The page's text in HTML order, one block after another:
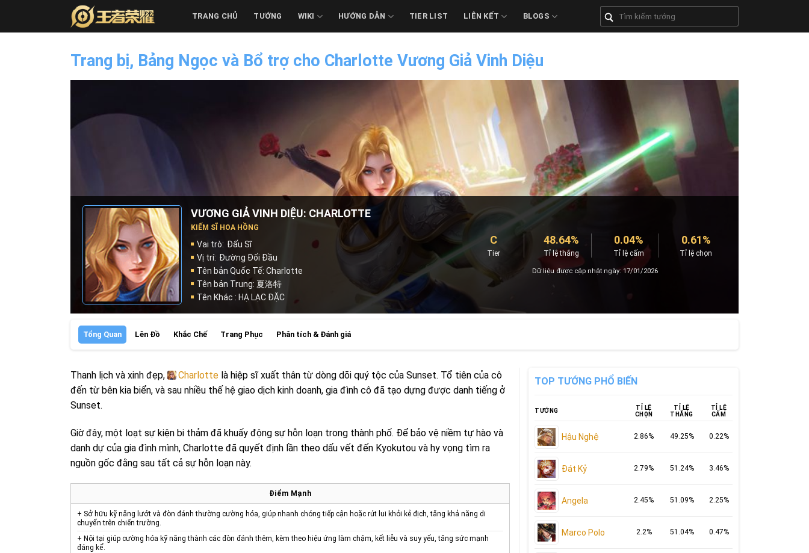
TRANG CHỦ TƯỚNG WIKI HƯỚNG DẪN TIER LIST LIÊN KẾT BLOGS
Trang bị, Bảng Ngọc và Bổ trợ cho Charlotte Vương Giả Vinh Diệu
VƯƠNG GIẢ VINH DIỆU: CHARLOTTE
KIẾM SĨ HOA HỒNG
Vai trò: Đấu Sĩ
Vị trí: Đường Đối Đầu
Tên bản Quốc Tế: Charlotte
Tên bản Trung: 夏洛特
Tên Khác : HẠ LẠC ĐẶC
C
Tier
48.64%
Tỉ lệ thắng
0.04%
Tỉ lệ cấm
0.61%
Tỉ lệ chọn
Dữ liệu được cập nhật ngày: 17/01/2026
Tổng Quan Lên Đồ Khắc Chế Trang Phục Phân tích & Đánh giá
Thanh lịch và xinh đẹp, Charlotte là hiệp sĩ xuất thân từ dòng dõi quý tộc của Sunset. Tổ tiên của cô
đến từ bên kia biển, và sau nhiều thế hệ giao dịch kinh doanh, gia đình cô đã tạo dựng được danh tiếng ở
Sunset.
Giờ đây, một loạt sự kiện bi thảm đã khuấy động sự hỗn loạn trong thành phố. Để bảo vệ niềm tự hào và
danh dự của gia đình mình, Charlotte đã quyết định lần theo dấu vết đến Kyokutou và hy vọng tìm ra
nguồn gốc đằng sau tất cả sự hỗn loạn này.
Điểm Mạnh
+ Sở hữu kỹ năng lướt và đòn đánh thường cường hóa, giúp nhanh chóng tiếp cận hoặc rút lui khỏi kẻ địch, tăng khả năng di
chuyển trên chiến trường.
+ Nội tại giúp cường hóa kỹ năng thành các đòn đánh thêm, kèm theo hiệu ứng làm chậm, kết liễu và suy yếu, tăng sức mạnh
đáng kể.
TOP TƯỚNG PHỔ BIẾN
TƯỚNG
TỈ LỆ
CHỌN
TỈ LỆ
THẮNG
TỈ LỆ
CẤM
Hậu Nghệ 2.86% 49.25% 0.22%
Đát Kỷ 2.79% 51.24% 3.46%
Angela 2.45% 51.09% 2.25%
Marco Polo 2.2% 51.04% 0.47%